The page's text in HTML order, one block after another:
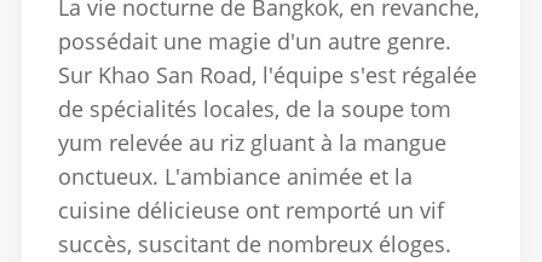
La vie nocturne de Bangkok, en revanche,
possédait une magie d'un autre genre.
Sur Khao San Road, l'équipe s'est régalée
de spécialités locales, de la soupe tom
yum relevée au riz gluant à la mangue
onctueux. L'ambiance animée et la
cuisine délicieuse ont remporté un vif
succès, suscitant de nombreux éloges.